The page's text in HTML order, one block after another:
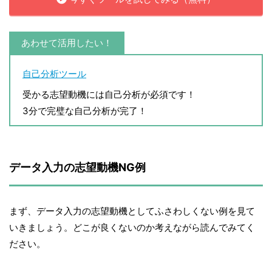
あわせて活用したい！
自己分析ツール
受かる志望動機には自己分析が必須です！
3分で完璧な自己分析が完了！
データ入力の志望動機NG例
まず、データ入力の志望動機としてふさわしくない例を見て
いきましょう。どこが良くないのか考えながら読んでみてく
ださい。